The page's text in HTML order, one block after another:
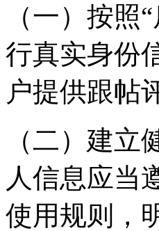
（一）按
行真实身份
户提供跟帖
（二）建
人信息应当
使用规则，